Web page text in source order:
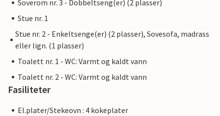
Soverom nr. 3 - Dobbeltseng(er) (2 plasser)
Stue nr. 1
Stue nr. 2 - Enkeltsenge(er) (2 plasser), Sovesofa, madrass
eller lign. (1 plasser)
Toalett nr. 1 - WC: Varmt og kaldt vann
Toalett nr. 2 - WC: Varmt og kaldt vann
Fasiliteter
El.plater/Stekeovn : 4 kokeplater